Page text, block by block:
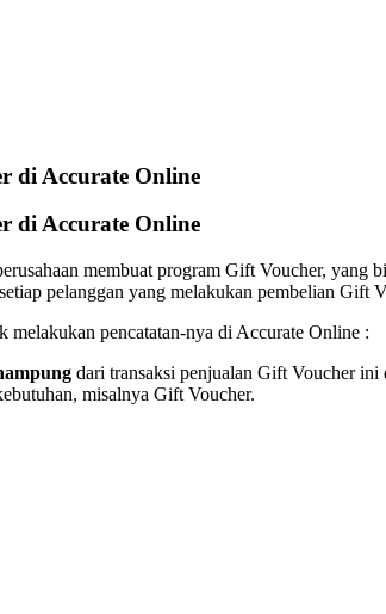
di Accurate Online
di Accurate Online
membuat program Gift Voucher, yang
pelanggan yang melakukan pembelian Gift
melakukan pencatatan-nya di Accurate Online :
dari transaksi penjualan Gift Voucher ini
misalnya Gift Voucher.